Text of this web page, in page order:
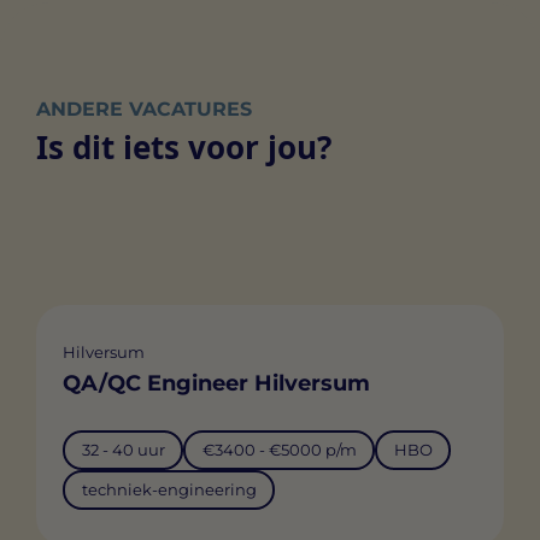
ANDERE VACATURES
Is dit iets voor jou?
Hilversum
QA/QC Engineer Hilversum
32 - 40 uur €3400 - €5000 p/m HBO
techniek-engineering